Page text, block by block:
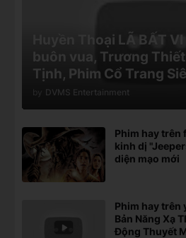
Huyền Thoại LÃ BẤT VI
buôn vua, Trương
Tịnh, Phim Cổ Trang
DVMS Entertainment
Phim hay trên
kinh dị
diện mạo mới
Phim hay trên
Bản Năng Xạ
Động Thuyết